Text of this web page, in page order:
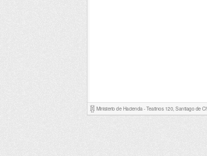
Ministerio de Hacienda - Teatinos 120, Santiago de